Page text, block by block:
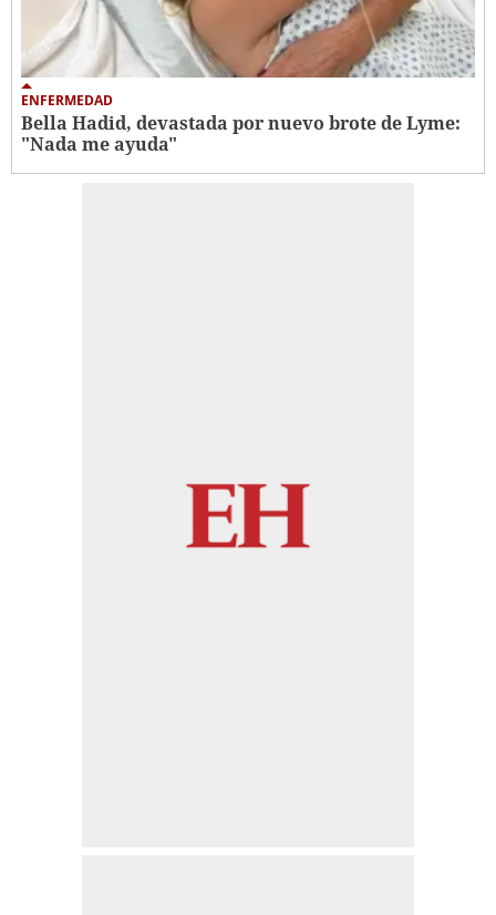
ENFERMEDAD
Bella Hadid, devastada por nuevo brote de Lyme:
"Nada me ayuda"